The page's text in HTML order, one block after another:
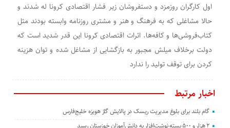
اول کارگران روزمزد و دستفروشان زیر فشار اقتصادی کرونا له شدند و
حالا مشاغلی که به فرهنگ و هنر و مشتری روزنامه وابسته بودند مثل
کتاب‌فروشی‌ها و کافه‌ها. اثرات اقتصادی کرونا این قدر شدید است که
دولت برخلاف میلش مجبور به بازگشایی از مشاغل شده و توان هزینه
کردن برای توقف تولید را ندارد
اخبار مرتبط
گام بلند برای بلوغ مدیریت ریسک در پالایش گاز هویزه خلیج‌فارس
۲ هزار و ۵۰۰ بسته نوشت‌افزار به دانش‌آموزان خوزستان رسید